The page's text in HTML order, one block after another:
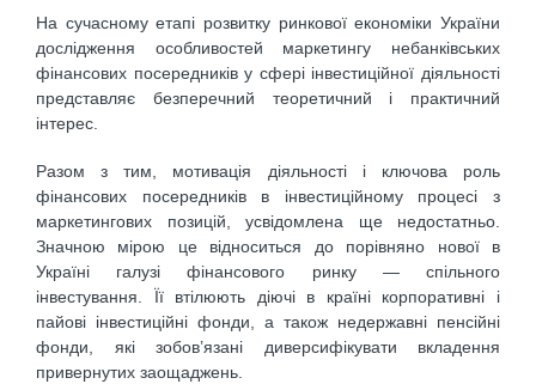
На сучасному етапі розвитку ринкової економіки України
дослідження особливостей маркетингу небанківських
фінансових посередників у сфері інвестиційної діяльності
представляє безперечний теоретичний і практичний
інтерес.
Разом з тим, мотивація діяльності і ключова роль
фінансових посередників в інвестиційному процесі з
маркетингових позицій, усвідомлена ще недостатньо.
Значною мірою це відноситься до порівняно нової в
Україні галузі фінансового ринку — спільного
інвестування. Її втілюють діючі в країні корпоративні і
пайові інвестиційні фонди, а також недержавні пенсійні
фонди, які зобов’язані диверсифікувати вкладення
привернутих заощаджень.